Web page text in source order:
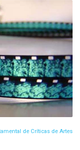
de Críticas de Artes